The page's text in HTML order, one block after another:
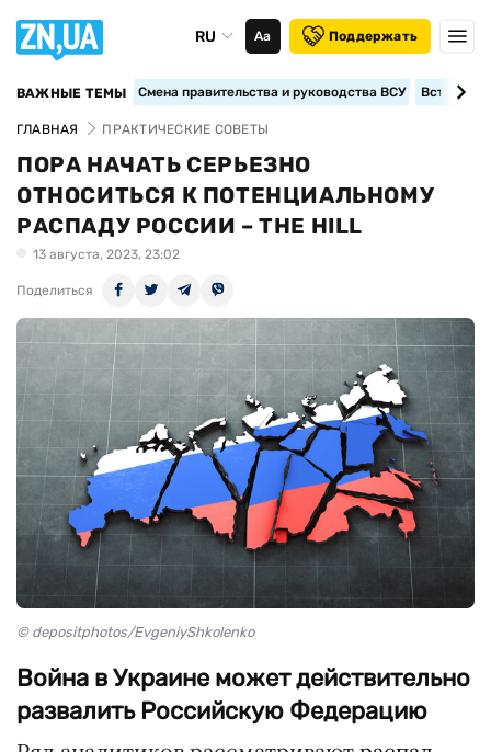
RU Аа Поддержать
ВАЖНЫЕ ТЕМЫ Смена правительства и руководства ВСУ
ГЛАВНАЯ ПРАКТИЧЕСКИЕ СОВЕТЫ
ПОРА НАЧАТЬ СЕРЬЕЗНО
ОТНОСИТЬСЯ К ПОТЕНЦИАЛЬНОМУ
РАСПАДУ РОССИИ – THE HILL
13 августа, 2023, 23:02
Поделиться
© depositphotos/EvgeniyShkolenko
Война в Украине может действительно
развалить Российскую Федерацию